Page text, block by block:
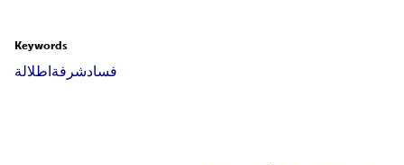
Keywords
اطلالة شرفةفساد